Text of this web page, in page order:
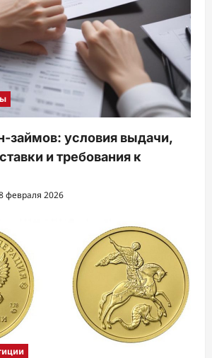
займов: условия выдачи,
и требования к
февраля 2026